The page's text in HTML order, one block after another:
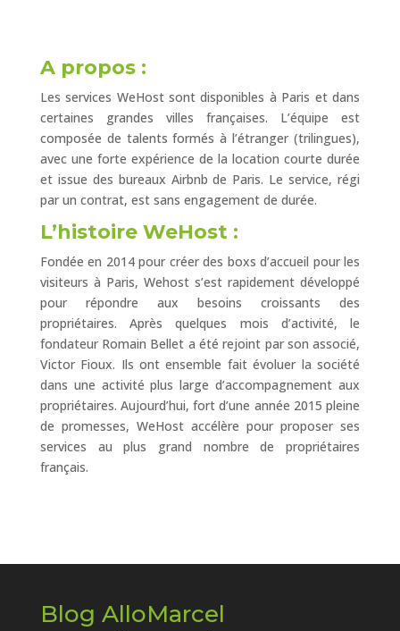
A propos :
Les services WeHost sont disponibles à Paris et dans
certaines grandes villes françaises. L’équipe est
composée de talents formés à l’étranger (trilingues),
avec une forte expérience de la location courte durée
et issue des bureaux Airbnb de Paris. Le service, régi
par un contrat, est sans engagement de durée.
L’histoire WeHost :
Fondée en 2014 pour créer des boxs d’accueil pour les
visiteurs à Paris, Wehost s’est rapidement développé
pour répondre aux besoins croissants des
propriétaires. Après quelques mois d’activité, le
fondateur Romain Bellet a été rejoint par son associé,
Victor Fioux. Ils ont ensemble fait évoluer la société
dans une activité plus large d’accompagnement aux
propriétaires. Aujourd’hui, fort d’une année 2015 pleine
de promesses, WeHost accélère pour proposer ses
services au plus grand nombre de propriétaires
français.
Blog AlloMarcel